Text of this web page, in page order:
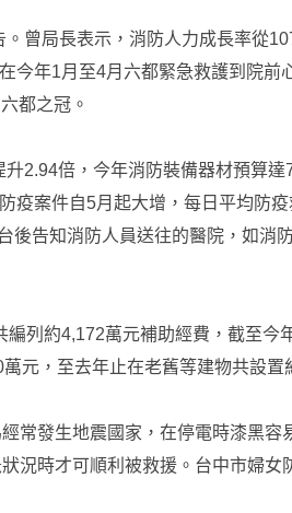
曾局長表示，消防人力成長率從
今年1月至4月六都緊急救護到院前
都之冠。
2.94倍，今年消防裝備器材預算
案件自5月起大增，每日平均防疫
後告知消防人員送往的醫院，如消
列約4,172萬元補助經費，截至今
元，至去年止在老舊等建物共設置
常發生地震國家，在停電時漆黑容
況時才可順利被救援。台中市婦女